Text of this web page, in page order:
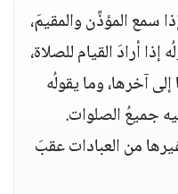
سمع المؤذِّن والمقيمَ،
إذا أرادَ القيام للصلاة،
آخرها، وما يقولُه
جميعُ الصلوات‏.‏
من العبادات عقبَ